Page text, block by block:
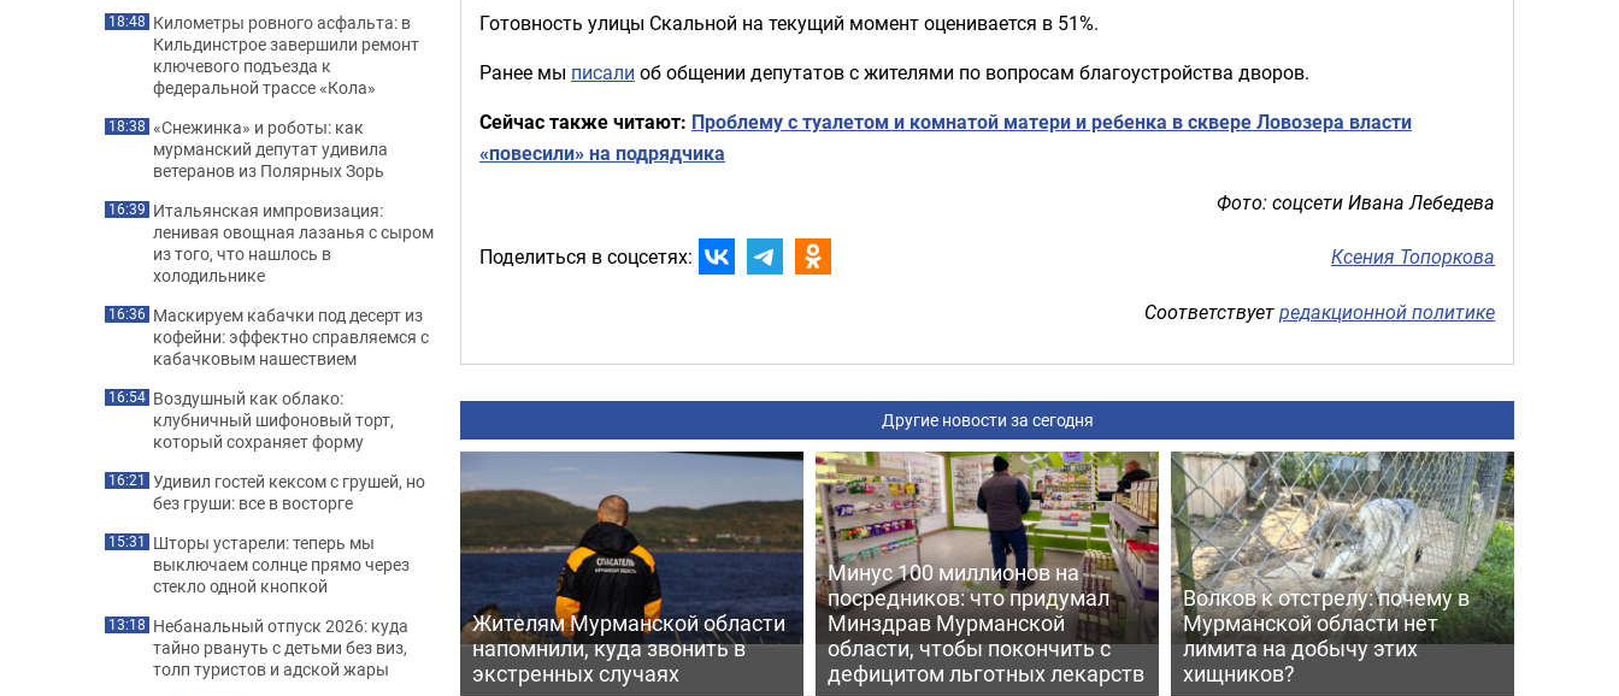
Готовность улицы Скальной на текущий момент оценивается в 51%.
Ранее мы писали об общении депутатов с жителями по вопросам благоустройства дворов.
Сейчас также читают: Проблему с туалетом и комнатой матери и ребенка в сквере Ловозера власти
«повесили» на подрядчика
Фото: соцсети Ивана Лебедева
Поделиться в соцсетях: Ксения Топоркова
Соответствуетредакционной политике
Другие новости за сегодня
Жителям Мурманской области
напомнили, куда звонить в
экстренных случаях
Минус 100 миллионов на
посредников: что придумал
Минздрав Мурманской
области, чтобы покончить с
дефицитом льготных лекарств
Волков к отстрелу: почему в
Мурманской области нет
лимита на добычу этих
хищников?
18:48 Километры ровного асфальта: в
Кильдинстрое завершили ремонт
ключевого подъезда к
федеральной трассе «Кола»
18:38 «Снежинка» и роботы: как
мурманский депутат удивила
ветеранов из Полярных Зорь
16:39 Итальянская импровизация:
ленивая овощная лазанья с сыром
из того, что нашлось в
холодильнике
16:36 Маскируем кабачки под десерт из
кофейни: эффектно справляемся с
кабачковым нашествием
16:54 Воздушный как облако:
клубничный шифоновый торт,
который сохраняет форму
16:21 Удивил гостей кексом с грушей, но
без груши: все в восторге
15:31 Шторы устарели: теперь мы
выключаем солнце прямо через
стекло одной кнопкой
13:18 Небанальный отпуск 2026: куда
тайно рвануть с детьми без виз,
толп туристов и адской жары